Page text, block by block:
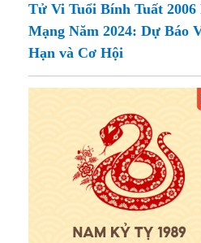
Tử Vi Tuổi Bính Tuất 2006
Mạng Năm 2024: Dự Báo
Hạn và Cơ Hội